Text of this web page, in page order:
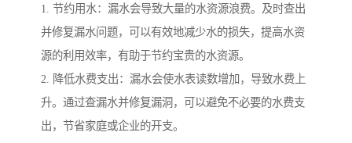
1. 节约用水：漏水会导致大量的水资源浪费。及时查出
并修复漏水问题，可以有效地减少水的损失，提高水资
源的利用效率，有助于节约宝贵的水资源。
2. 降低水费支出：漏水会使水表读数增加，导致水费上
升。通过查漏水并修复漏洞，可以避免不必要的水费支
出，节省家庭或企业的开支。